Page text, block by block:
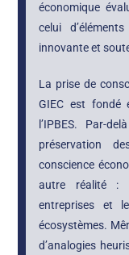
économique
celui
innovante et
La prise de
GIEC est
l’IPBES. Par-
préservation
conscience
autre réalité :
entreprises et
écosystèmes.
d’analogies